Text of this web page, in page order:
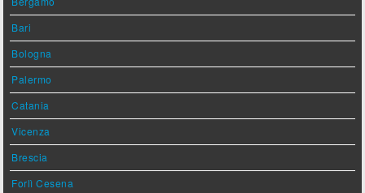
Bari
Bologna
Palermo
Catania
Vicenza
Brescia
Forlì Cesena